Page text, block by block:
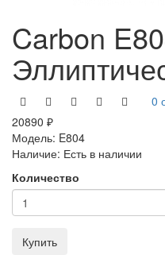
Carbon
0
20890 ₽
Модель: E804
Наличие: Есть в наличии
Количество
Купить